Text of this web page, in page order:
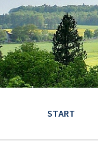
START